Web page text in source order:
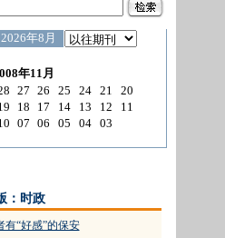
：时政
有“好感”的保安